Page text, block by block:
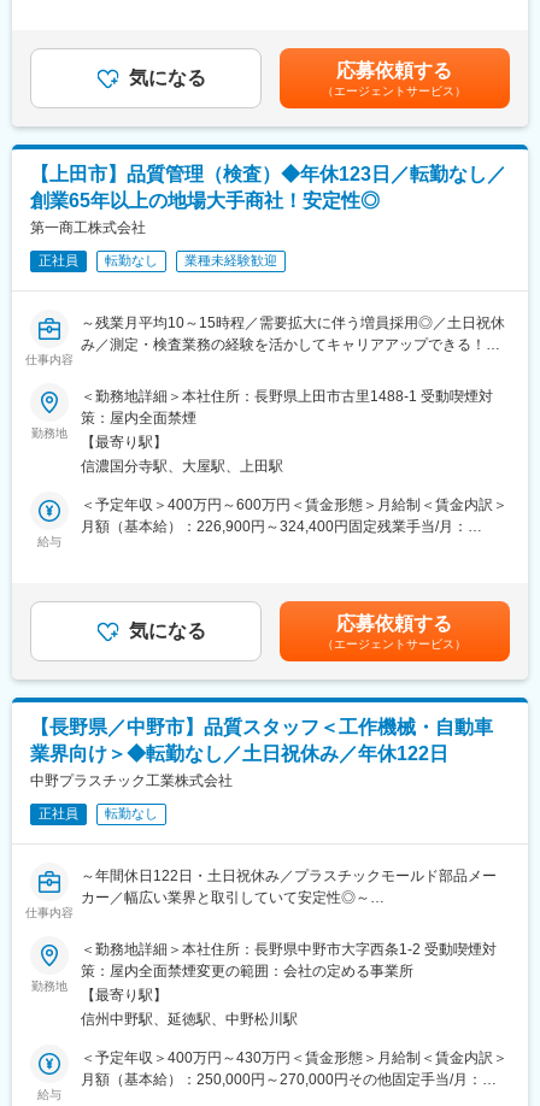
エータ等）の品質保証業務です。
きが必須となります。
・当社製品の検査を行い、外観検査はもちろん、検査データやそ
れに付随する書類に目を通して問題が無いか確認を行うことが重
要な業務です。
・製品理解に加え、航空業界のルール（規則など）も理解して品
質向上を目指すことも重要な業務です。お客様や航空局が当社を
訪問して品質管理の監査も頻繁に行われますので、その対応も業
務の一つです。
■担当領域の魅力：
ルが高い領域のため抜群の安定感があります。かつ今後成長が期
待される分野で一歩先の未来にふれながら仕事ができる環境で
す。HPにて社員インタビューや各エリアでの生活が紹介されてい
るため、ぜひご覧ください。
■海外出張について：
担当によっては海外出張もあり得ます。定期的なものではなく、
◇ 国内ハイブリッド車の走行切替を「1秒の誤差もなく」制御す
る角度センサは国内シェア100％
◇ 工場ロボットの“物をつかむ角度”を決めるモーター・センサな
ど、精密制御に不可欠な製品を展開
◇ 自動車の電動化・製造業の自動化が進む中、当社技術の需要と
価値は今後さらに上昇
変更の範囲：会社の定める業務
金はあくまでも目安の金額であり、選考を通じて上下する可能性
があります。月給(月額)は固定手当を含めた表記です。
気になる 応募依頼する
（エージェントサービス）
【上田市】品質管理（検査）◆年休123日／転勤なし／
創業65年以上の地場大手商社！安定性◎
第一商工株式会社
正社員 転勤なし 業種未経験歓迎
仕事内容
～残業月平均10～15時程／需要拡大に伴う増員採用◎／土日祝休
み／測定・検査業務の経験を活かしてキャリアアップできる！～
◆職務内容
プラスチック・ゴム・金属などを材料とした機械部品の製造、販
売を行っている当社にて品質管理業務をお任せします。
【 詳細 】
・金属・樹脂・ゴム等の機械部品の精密測定・検査 ※メイン業務
・製造部など他部門への品質教育の実施
・顧客、仕入先との品質に関する打合せ
◆組織構成
品質管理部には現在6名が在籍しています。（男性4名、女性2
ているため新たに入社される方にとっても馴染みやすい環境とな
っています。
◆入社後の流れ
基本的にOJT教育を予定しています。先輩社員に教えていただき
ながら知識や業務を覚えていただきます。習熟度に合わせて徐々
に業務はお任せしますのでご安心下さい。
◆働く環境
有給休暇の取得率も高く、半日から取得が可能！
子供の体調不良による突発休や行事毎でのお休みにも非常に理解
のある環境です。
◆同社の強み
カーが減っていく中で当社の役割は大きくなっています。当社は
商品をただ流通させるだけでなく、図面をいただいた上で部品を
勤務地
＜勤務地詳細＞本社住所：長野県上田市古里1488-1 受動喫煙対
策：屋内全面禁煙
【最寄り駅】
信濃国分寺駅、大屋駅、上田駅
給与
＜予定年収＞400万円～600万円＜賃金形態＞月給制＜賃金内訳＞
月額（基本給）：226,900円～324,400円固定残業手当/月：
や経験に応じ年収が増減する可能性があります。■昇給：あり■賞
与：年２回（計3.5～4.5か月分／昨年度実績)賃金はあくまでも目
安の金額であり、選考を通じて上下する可能性があります。月給
(月額)は固定手当を含めた表記です。
気になる 応募依頼する
（エージェントサービス）
【長野県／中野市】品質スタッフ＜工作機械・自動車
業界向け＞◆転勤なし／土日祝休み／年休122日
中野プラスチック工業株式会社
正社員 転勤なし
仕事内容
～年間休日122日・土日祝休み／プラスチックモールド部品メー
カー／幅広い業界と取引していて安定性◎～
■当社について：
産業用ロボットや車のバックモニターカメラ部品などプラスチッ
ク部品のメーカーです。近年の工場FA化に伴い産業用ロボットの
需要が伸びており業績は好調です。
■業務内容：
・クライアントとの打ち合わせ業務
勤務地
＜勤務地詳細＞本社住所：長野県中野市大字西条1-2 受動喫煙対
策：屋内全面禁煙変更の範囲：会社の定める事業所
【最寄り駅】
信州中野駅、延徳駅、中野松川駅
給与
＜予定年収＞400万円～430万円＜賃金形態＞月給制＜賃金内訳＞
月額（基本給）：250,000円～270,000円その他固定手当/月：